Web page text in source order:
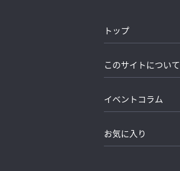
トップ
このサイトについて
イベントコラム
お気に入り